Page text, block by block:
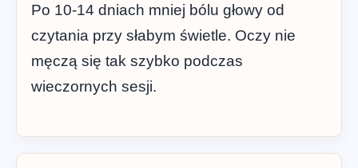
Po 10-14 dniach mniej bólu głowy od
czytania przy słabym świetle. Oczy nie
męczą się tak szybko podczas
wieczornych sesji.